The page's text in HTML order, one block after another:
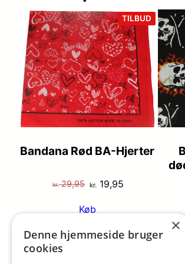
TILBUD VARE
PÅ
TILBUD
Bandana Rød BA-Hjerter
kr.29,95 Den
pris
var:
kr. 19,95
pris
er:
Køb
×
Denne hjemmeside bruger
cookies